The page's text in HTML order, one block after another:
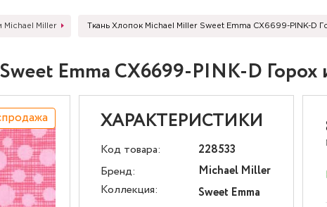
Michael Miller Ткань Хлопок Michael Miller Sweet Emma CX6699-PINK-D
Emma CX6699-PINK-D Горох
ХАРАКТЕРИСТИКИ
Код товара:
228533
Бренд:
Michael Miller
Коллекция:
Sweet Emma